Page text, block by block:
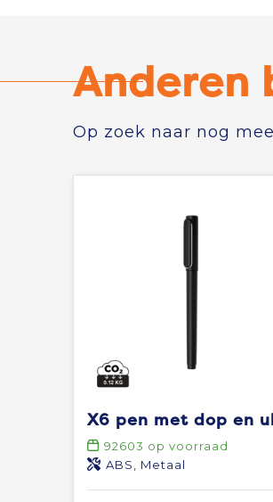
Anderen
Op zoek naar nog
92603 op voorraad
ABS, Metaal